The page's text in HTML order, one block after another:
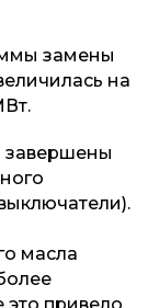
замены
на
завершены
масла